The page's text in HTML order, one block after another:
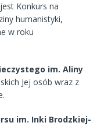
Konkurs na
humanistyki,
w roku
im. Aliny
Jej osób wraz z
im. Inki Brodzkiej-